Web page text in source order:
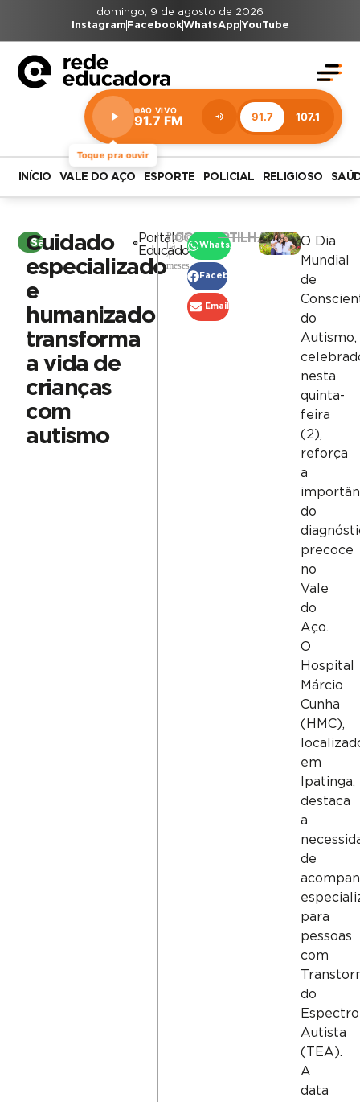
domingo, 9 de agosto de 2026
Instagram FacebookWhatsAppYouTube
Toque pra ouvir
AO VIVO
91.7 FM 91.7 107.1
Estação:
91.7
FM
INÍCIO VALE DO AÇO ESPORTE POLICIAL RELIGIOSO
Saúde
Cuidado
especializado
e
humanizado
transforma
a vida de
crianças
com
autismo
Portal
Educadora
Publicado
há
4
meses
COMPARTILHAR
WhatsApp
Facebook
Email
O Dia
Mundial
de
do
Autismo,
nesta
quinta-
feira
(2),
reforça
a
do
precoce
no
Vale
do
Aço.
O
Hospital
Márcio
Cunha
(HMC),
em
Ipatinga,
destaca
a
de
para
pessoas
com
do
Espectro
Autista
(TEA).
A
data